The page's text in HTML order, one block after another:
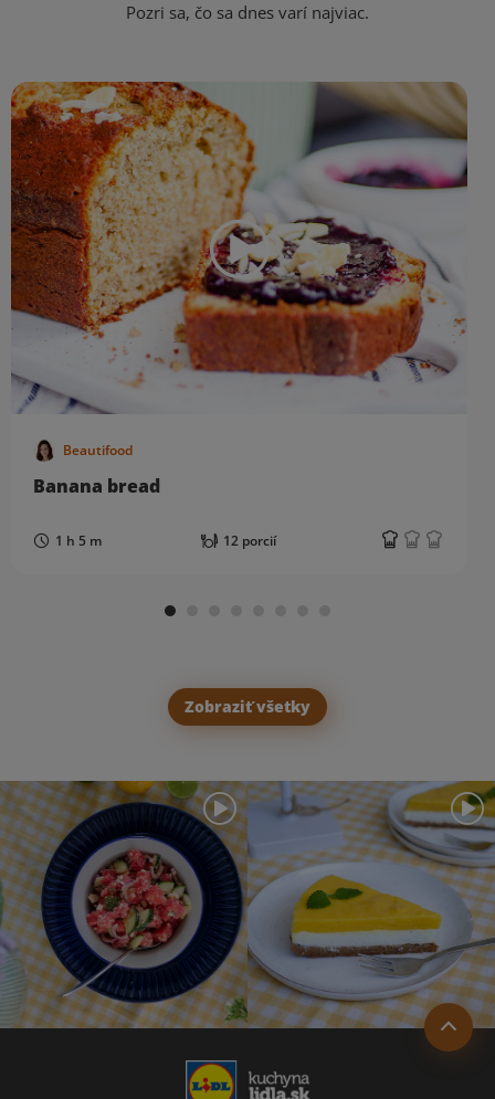
Pozri sa, čo sa dnes varí najviac.
Beautifood
Banana bread
1 h 5 m 12 porcií
Zobraziť všetky